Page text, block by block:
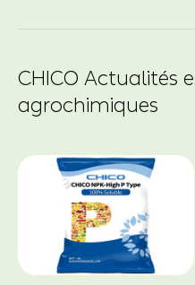
CHICO Actualités
agrochimiques